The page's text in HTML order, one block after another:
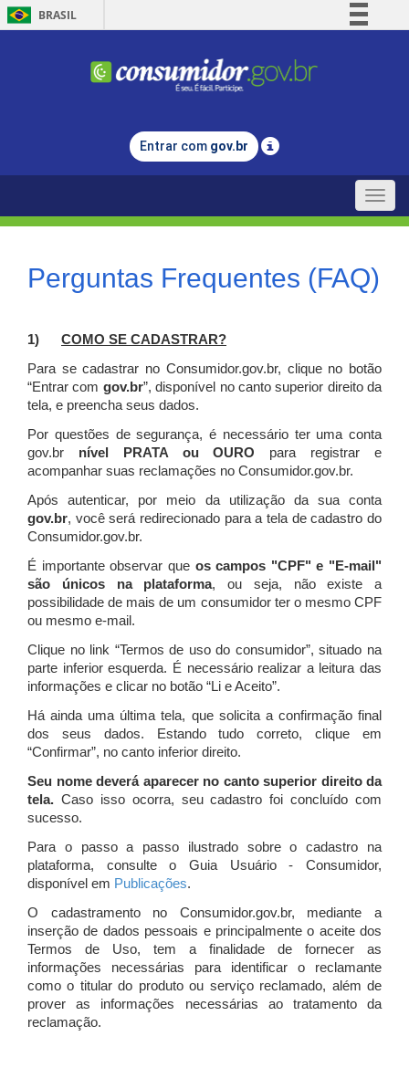
BRASIL
Comunica BR
Legislação
Entrar com gov.br
Toggle
Perguntas Frequentes (FAQ)
1) COMO SE CADASTRAR?
Para se cadastrar no Consumidor.gov.br, clique no botão
“Entrar com gov.br”, disponível no canto superior direito da
tela, e preencha seus dados.
Por questões de segurança, é necessário ter uma conta
gov.br nível PRATA ou OURO para registrar e
acompanhar suas reclamações no Consumidor.gov.br.
Após autenticar, por meio da utilização da sua conta
gov.br, você será redirecionado para a tela de cadastro do
Consumidor.gov.br.
É importante observar que os campos "CPF" e "E-mail"
são únicos na plataforma, ou seja, não existe a
possibilidade de mais de um consumidor ter o mesmo CPF
ou mesmo e-mail.
Clique no link “Termos de uso do consumidor”, situado na
parte inferior esquerda. É necessário realizar a leitura das
informações e clicar no botão “Li e Aceito”.
Há ainda uma última tela, que solicita a confirmação final
dos seus dados. Estando tudo correto, clique em
“Confirmar”, no canto inferior direito.
Seu nome deverá aparecer no canto superior direito da
tela. Caso isso ocorra, seu cadastro foi concluído com
sucesso.
Para o passo a passo ilustrado sobre o cadastro na
plataforma, consulte o Guia Usuário - Consumidor,
disponível em Publicações.
O cadastramento no Consumidor.gov.br, mediante a
inserção de dados pessoais e principalmente o aceite dos
Termos de Uso, tem a finalidade de fornecer as
informações necessárias para identificar o reclamante
como o titular do produto ou serviço reclamado, além de
prover as informações necessárias ao tratamento da
reclamação.